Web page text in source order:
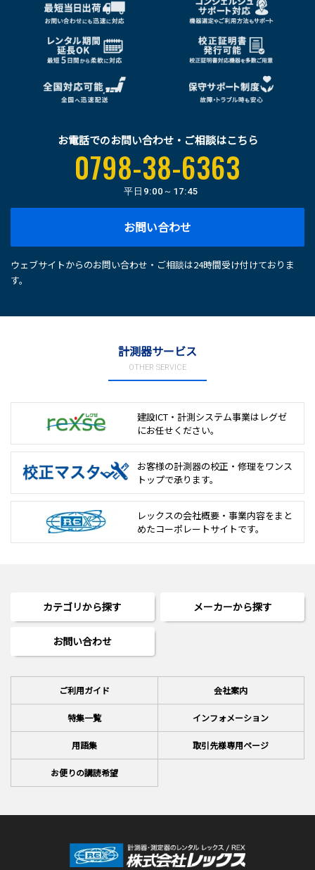
お電話でのお問い合わせ・ご相談はこちら
0798-38-6363
平日 9:00～17:45
お問い合わせ
ウェブサイトからのお問い合わせ・ご相談は24時間受け付けておりま
す。
計測器サービス
OTHER SERVICE
建設ICT・計測システム事業は レグゼ
にお任せください。
お客様の計測器の校正・修理をワンス
トップで承ります。
レックスの会社概要・事業内容をまと
めたコーポレートサイトです。
カテゴリから探す メーカーから探す
お問い合わせ
ご利用ガイド 会社案内
特集一覧 インフォメーション
用語集 取引先様専用ページ
お便りの講読希望